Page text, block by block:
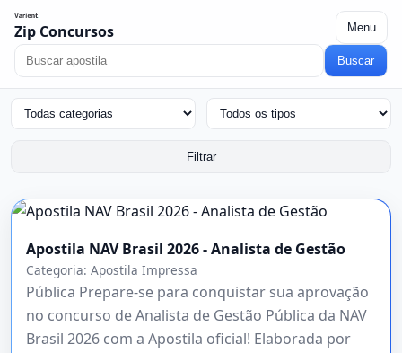
Zip Concursos Menu
Buscar
Filtrar
Apostila NAV Brasil 2026 - Analista de Gestão
Categoria: Apostila Impressa
Pública Prepare-se para conquistar sua aprovação
no concurso de Analista de Gestão Pública da NAV
Brasil 2026 com a Apostila oficial! Elaborada por